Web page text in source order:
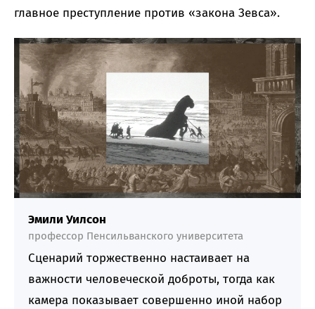
главное преступление против «закона Зевса».
Эмили Уилсон
профессор Пенсильванского университета
Сценарий торжественно настаивает на
важности человеческой доброты, тогда как
камера показывает совершенно иной набор